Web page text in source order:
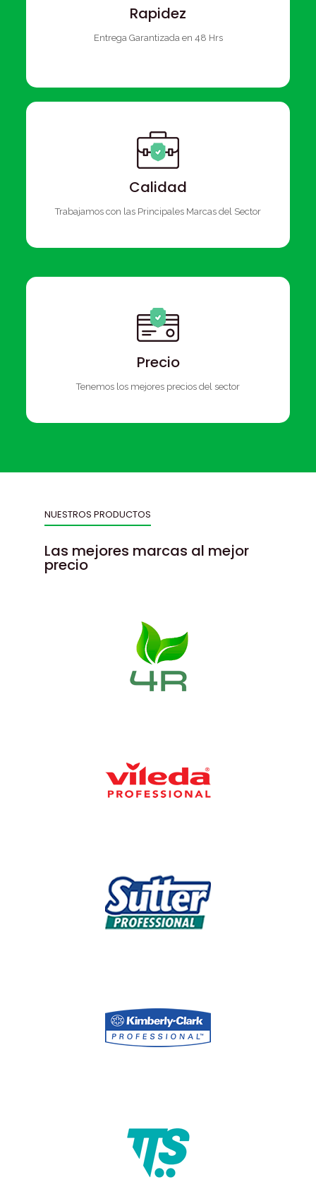
Rapidez
Entrega Garantizada en 48 Hrs
Calidad
Trabajamos con las Principales Marcas del Sector
Precio
Tenemos los mejores precios del sector
NUESTROS PRODUCTOS
Las mejores marcas al mejor
precio